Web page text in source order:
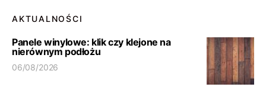
AKTUALNOŚCI
Panele winylowe: klik czy klejone na
nierównym podłożu
06/08/2026